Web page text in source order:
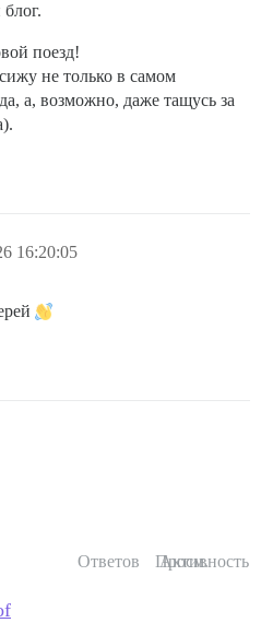
поезд!
не только в самом
а, возможно, даже тащусь за
16:20:05
Ответов Просм.
Активность